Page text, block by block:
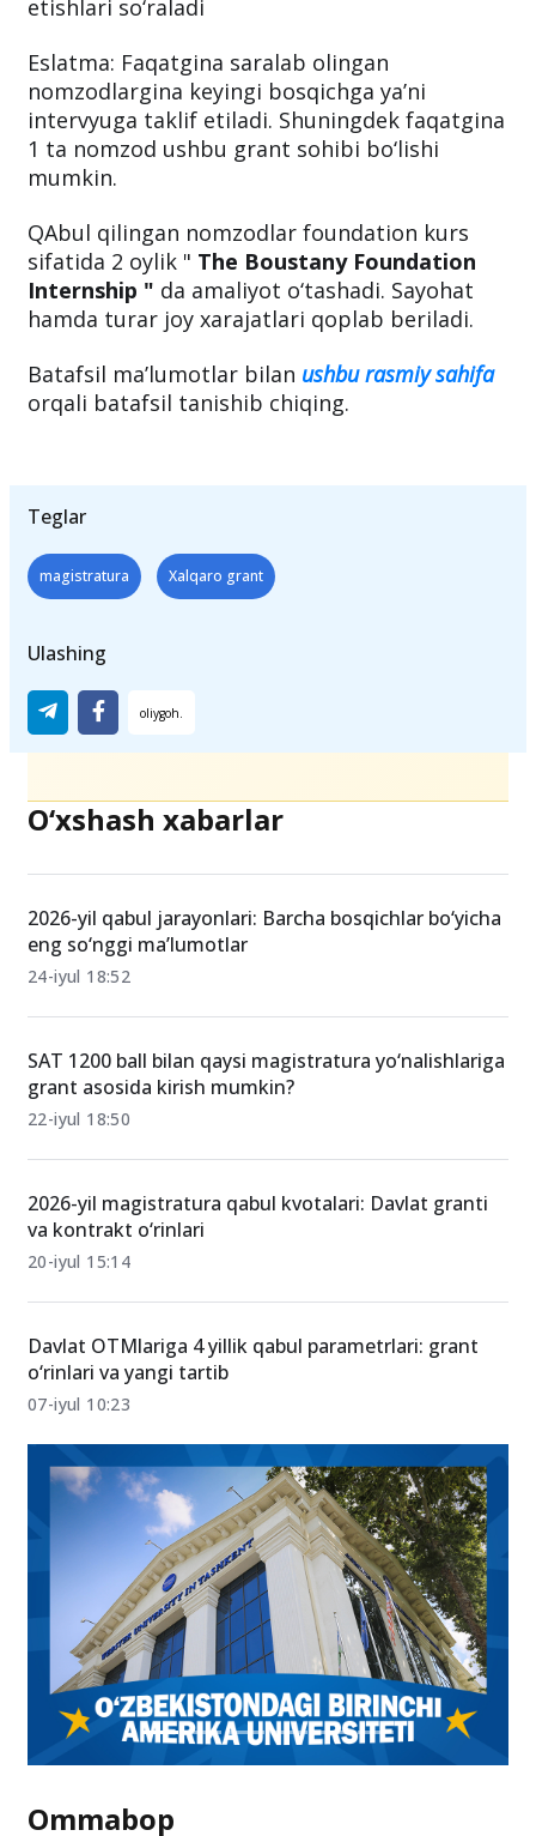
GMATnatijalariniushbu manzilgataqdim
etishlari so‘raladi
Eslatma: Faqatgina saralab olingan
nomzodlargina keyingi bosqichga ya’ni
1 ta nomzod ushbu grant sohibi bo‘lishi
mumkin.
QAbul qilingan nomzodlar foundation kurs
Internship "da amaliyot o‘tashadi. Sayohat
hamda turar joy xarajatlari qoplab beriladi.
Teglar
magistratura
Ulashing
O‘xshash xabarlar
eng so‘nggi ma’lumotlar
24-iyul 18:52
grant asosida kirish mumkin?
22-iyul 18:50
va kontrakt o‘rinlari
20-iyul 15:14
07-iyul 10:23